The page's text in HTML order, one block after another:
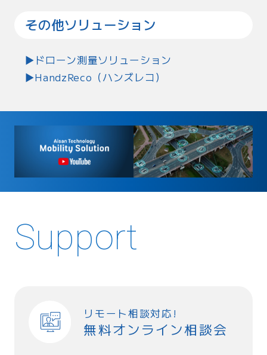
その他ソリューション
ドローン測量ソリューション
HandzReco（ハンズレコ）
Support
リモート相談対応!
無料オンライン相談会